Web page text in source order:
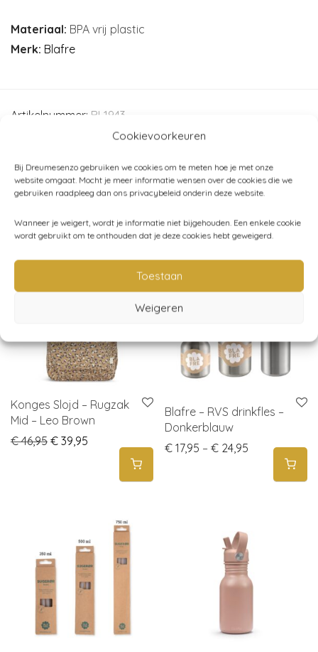
Cookievoorkeuren
Bij Dreumesenzo gebruiken we cookies om te meten hoe je met onze
website omgaat. Mocht je meer informatie wensen over de cookies die we
gebruiken raadpleeg dan ons privacybeleid onderin deze website.
Wanneer je weigert, wordt je informatie niet bijgehouden. Een enkele cookie
wordt gebruikt om te onthouden dat je deze cookies hebt geweigerd.
Toestaan
Weigeren
Materiaal: BPA vrij plastic
Merk: Blafre
Artikelnummer: BL1943
,School,Schoolbekers
Gerelateerde producten
%
sale
Konges Slojd – Rugzak
Mid – Leo Brown
€46,95 Original price was: € 46,95.
€ 39,95
Blafre – RVS drinkfles –
Donkerblauw
€ 17,95 – € 24,95 Price range: